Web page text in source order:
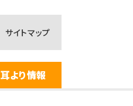
サイトマップ
耳より情報